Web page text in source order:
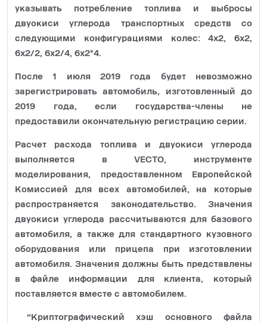
указывать потребление топлива и выбросы
двуокиси углерода транспортных средств со
следующими конфигурациями колес: 4x2, 6x2,
6x2/2, 6x2/4, 6x2*4.
После 1 июля 2019 года будет невозможно
зарегистрировать автомобиль, изготовленный до
2019 года, если государства-члены не
предоставили окончательную регистрацию серии.
Расчет расхода топлива и двуокиси углерода
выполняется в VECTO, инструменте
моделирования, предоставленном Европейской
Комиссией для всех автомобилей, на которые
распространяется законодательство. Значения
двуокиси углерода рассчитываются для базового
автомобиля, а также для стандартного кузовного
оборудования или прицепа при изготовлении
автомобиля. Значения должны быть представлены
в файле информации для клиента, который
поставляется вместе с автомобилем.
“Криптографический хэш основного файла